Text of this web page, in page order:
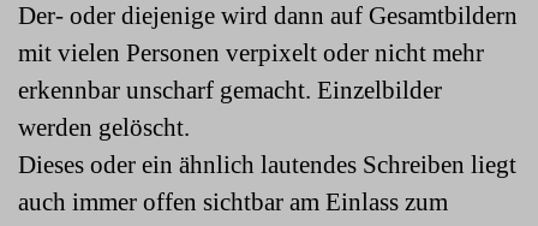
Der- oder diejenige wird dann auf Gesamtbildern
mit vielen Personen verpixelt oder nicht mehr
erkennbar unscharf gemacht. Einzelbilder
werden gelöscht.
Dieses oder ein ähnlich lautendes Schreiben liegt
auch immer offen sichtbar am Einlass zum